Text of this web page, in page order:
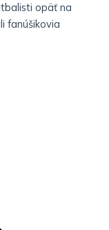
opäť na
fanúšikovia